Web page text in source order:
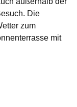
Die
zum
mit